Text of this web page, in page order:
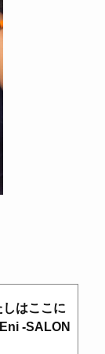
しはここに
-SALON